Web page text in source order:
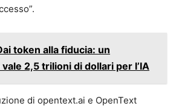
token alla fiducia: un
2,5 trilioni di dollari per l’IA
di opentext.ai e OpenText